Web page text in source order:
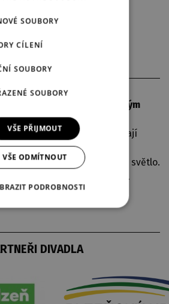
aktuální obsazení
intrem – tradičním čajovým
že v inscenaci se užívají
vhodná pro diváky citlivé na světlo.
stroboskopické efekty.
DIVADLA
SOUBORY
CÍLENÍ
SOUBORY
SOUBORY
VŠE PŘIJMOUT
VŠE ODMÍTNOUT
PODROBNOSTI